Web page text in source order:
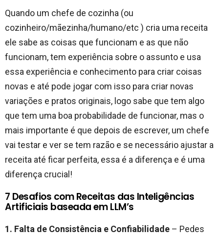
Quando um chefe de cozinha (ou
cozinheiro/mãezinha/humano/etc ) cria uma receita
ele sabe as coisas que funcionam e as que não
funcionam, tem experiência sobre o assunto e usa
essa experiência e conhecimento para criar coisas
novas e até pode jogar com isso para criar novas
variações e pratos originais, logo sabe que tem algo
que tem uma boa probabilidade de funcionar, mas o
mais importante é que depois de escrever, um chefe
vai testar e ver se tem razão e se necessário ajustar a
receita até ficar perfeita, essa é a diferença e é uma
diferença crucial!
7 Desafios com Receitas das Inteligências
Artificiais baseada em LLM’s
1. Falta de Consistência e Confiabilidade – Pedes